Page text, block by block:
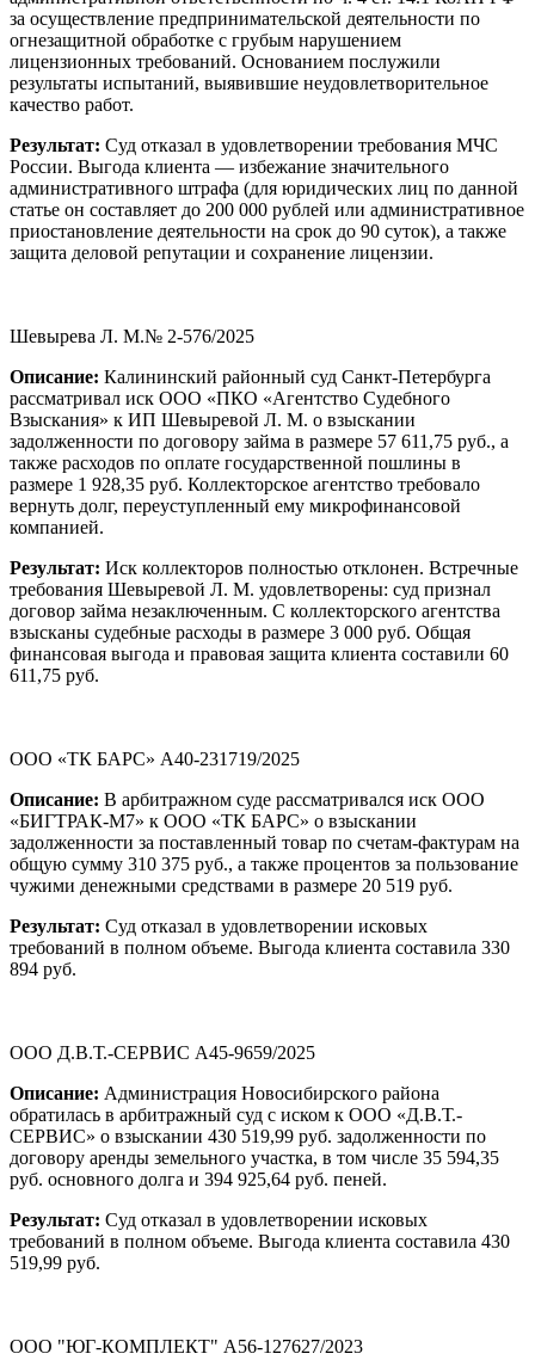
за осуществление предпринимательской деятельности по
огнезащитной обработке с грубым нарушением
лицензионных требований. Основанием послужили
результаты испытаний, выявившие неудовлетворительное
качество работ.
Результат: Суд отказал в удовлетворении требования МЧС
России. Выгода клиента — избежание значительного
административного штрафа (для юридических лиц по данной
статье он составляет до 200 000 рублей или административное
приостановление деятельности на срок до 90 суток), а также
защита деловой репутации и сохранение лицензии.
Шевырева Л. М.№ 2-576/2025
Описание: Калининский районный суд Санкт-Петербурга
рассматривал иск ООО «ПКО «Агентство Судебного
Взыскания» к ИП Шевыревой Л. М. о взыскании
задолженности по договору займа в размере 57 611,75 руб., а
также расходов по оплате государственной пошлины в
размере 1 928,35 руб. Коллекторское агентство требовало
вернуть долг, переуступленный ему микрофинансовой
компанией.
Результат: Иск коллекторов полностью отклонен. Встречные
требования Шевыревой Л. М. удовлетворены: суд признал
договор займа незаключенным. С коллекторского агентства
взысканы судебные расходы в размере 3 000 руб. Общая
финансовая выгода и правовая защита клиента составили 60
611,75 руб.
ООО «ТК БАРС» А40-231719/2025
Описание: В арбитражном суде рассматривался иск ООО
«БИГТРАК-М7» к ООО «ТК БАРС» о взыскании
задолженности за поставленный товар по счетам-фактурам на
общую сумму 310 375 руб., а также процентов за пользование
чужими денежными средствами в размере 20 519 руб.
Результат: Суд отказал в удовлетворении исковых
требований в полном объеме. Выгода клиента составила 330
894 руб.
ООО Д.В.Т.-СЕРВИС А45-9659/2025
Описание: Администрация Новосибирского района
обратилась в арбитражный суд с иском к ООО «Д.В.Т.-
СЕРВИС» о взыскании 430 519,99 руб. задолженности по
договору аренды земельного участка, в том числе 35 594,35
руб. основного долга и 394 925,64 руб. пеней.
Результат: Суд отказал в удовлетворении исковых
требований в полном объеме. Выгода клиента составила 430
519,99 руб.
ООО "ЮГ-КОМПЛЕКТ" А56-127627/2023